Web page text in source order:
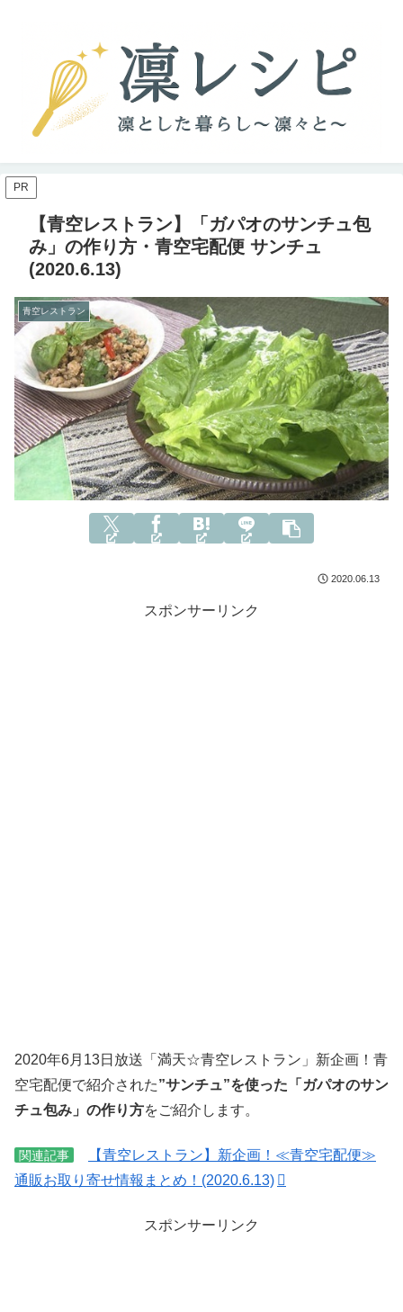
PR
【青空レストラン】「ガパオのサンチュ包
み」の作り方・青空宅配便 サンチュ
(2020.6.13)
青空レストラン
2020.06.13
スポンサーリンク
2020年6月13日放送「満天☆青空レストラン」新企画！青
空宅配便で紹介された”サンチュ”を使った「ガパオのサン
チュ包み」の作り方をご紹介します。
関連記事
【青空レストラン】新企画！≪青空宅配便≫
通販お取り寄せ情報まとめ！(2020.6.13)
スポンサーリンク